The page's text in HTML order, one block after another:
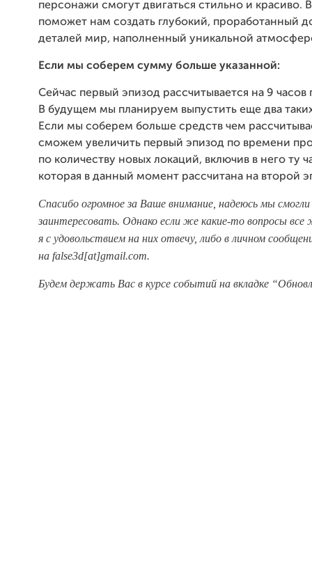
персонажи смогут двигаться стильно и красиво.
поможет нам создать глубокий, проработанный
деталей мир, наполненный уникальной
Если мы соберем сумму больше указанной:
Сейчас первый эпизод рассчитывается на 9
В будущем мы планируем выпустить еще два
Если мы соберем больше средств чем
сможем увеличить первый эпизод по времени
по количеству новых локаций, включив в него ту
которая в данный момент рассчитана на второй
Спасибо огромное за Ваше внимание, надеюсь мы
заинтересовать. Однако если же какие-то вопросы
я с удовольствием на них отвечу, либо в личном
на false3d[at]gmail.com.
Будем держать Вас в курсе событий на вкладке